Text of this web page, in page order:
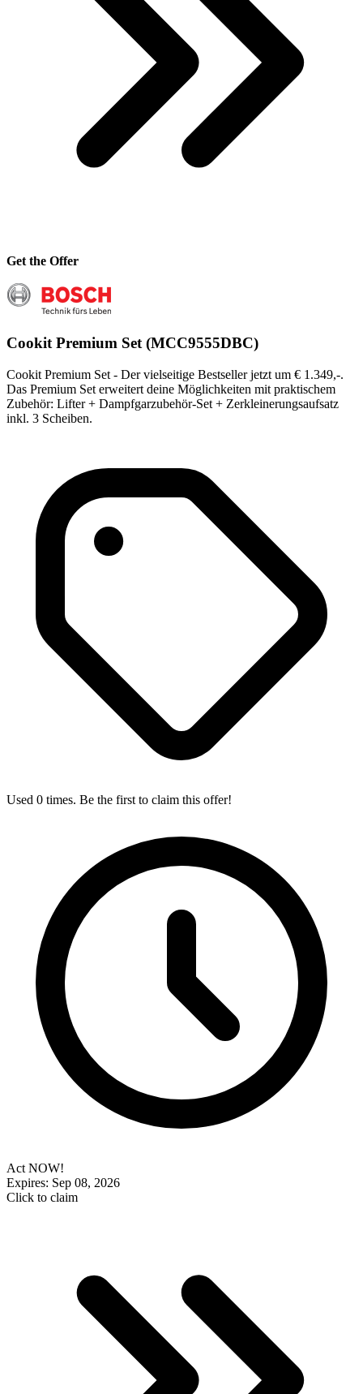
Get the Offer
Cookit Premium Set (MCC9555DBC)
Cookit Premium Set - Der vielseitige Bestseller jetzt um € 1.349,-.
Das Premium Set erweitert deine Möglichkeiten mit praktischem
Zubehör: Lifter + Dampfgarzubehör-Set + Zerkleinerungsaufsatz
inkl. 3 Scheiben.
Used 0 times. Be the first to claim this offer!
Act NOW!
Expires: Sep 08, 2026
Click to claim